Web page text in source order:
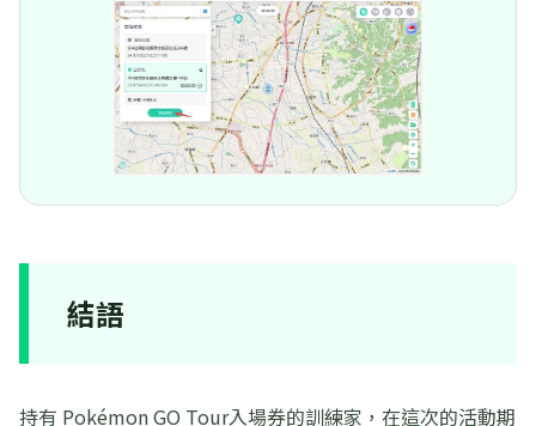
結語
持有 Pokémon GO Tour入場券的訓練家，在這次的活動期